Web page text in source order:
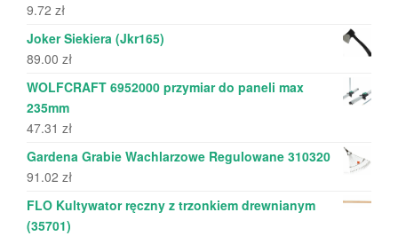
9.72 zł
Joker Siekiera (Jkr165)
89.00 zł
WOLFCRAFT 6952000 przymiar do paneli max
235mm
47.31 zł
Gardena Grabie Wachlarzowe Regulowane 310320
91.02 zł
FLO Kultywator ręczny z trzonkiem drewnianym
(35701)